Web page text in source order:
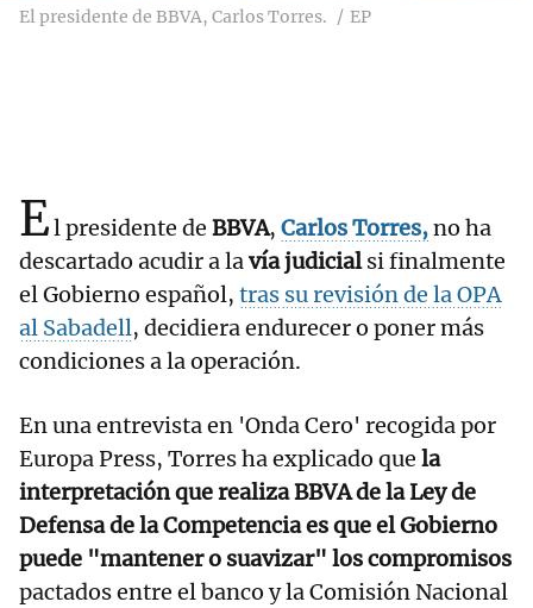
El presidente de BBVA, Carlos Torres. EP
El presidente de BBVA, Carlos Torres,no ha
descartado acudir a lavía judicialsi finalmente
el Gobierno español, tras su revisión de la OPA
al Sabadell, decidiera endurecer o poner más
condiciones a la operación.
En una entrevista en 'Onda Cero' recogida por
Europa Press, Torres ha explicado que la
interpretación que realiza BBVA de la Ley de
Defensa de la Competencia es que el Gobierno
puede "mantener o suavizar" los compromisos
pactados entre el banco y la Comisión Nacional